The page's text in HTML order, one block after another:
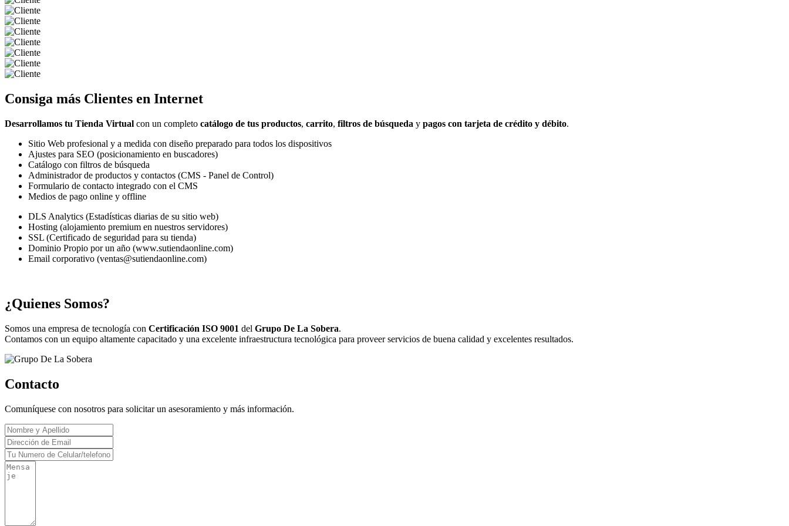
Consiga más Clientes en Internet
Desarrollamos tu Tienda Virtual con un completo catálogo de tus productos, carrito, filtros de búsqueda y pagos con tarjeta de crédito y débito.
Sitio Web profesional y a medida con diseño preparado para todos los dispositivos
Ajustes para SEO (posicionamiento en buscadores)
Catálogo con filtros de búsqueda
Administrador de productos y contactos (CMS - Panel de Control)
Formulario de contacto integrado con el CMS
Medios de pago online y offline
DLS Analytics (Estadísticas diarias de su sitio web)
Hosting (alojamiento premium en nuestros servidores)
SSL (Certificado de seguridad para su tienda)
Dominio Propio por un año (www.sutiendaonline.com)
Email corporativo (ventas@sutiendaonline.com)
¿Quienes Somos?
Somos una empresa de tecnología con Certificación ISO 9001 del Grupo De La Sobera.
Contamos con un equipo altamente capacitado y una excelente infraestructura tecnológica para proveer servicios de buena calidad y excelentes resultados.
Contacto
Comuníquese con nosotros para solicitar un asesoramiento y más información.